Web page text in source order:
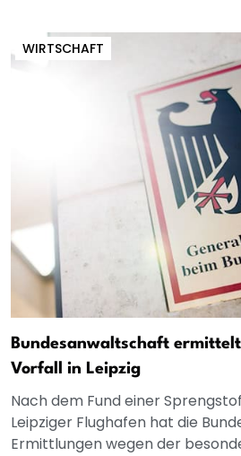
WIRTSCHAFT
Bundesanwaltschaft
Vorfall in Leipzig
Nach dem Fund einer
Leipziger Flughafen hat die
Ermittlungen wegen der